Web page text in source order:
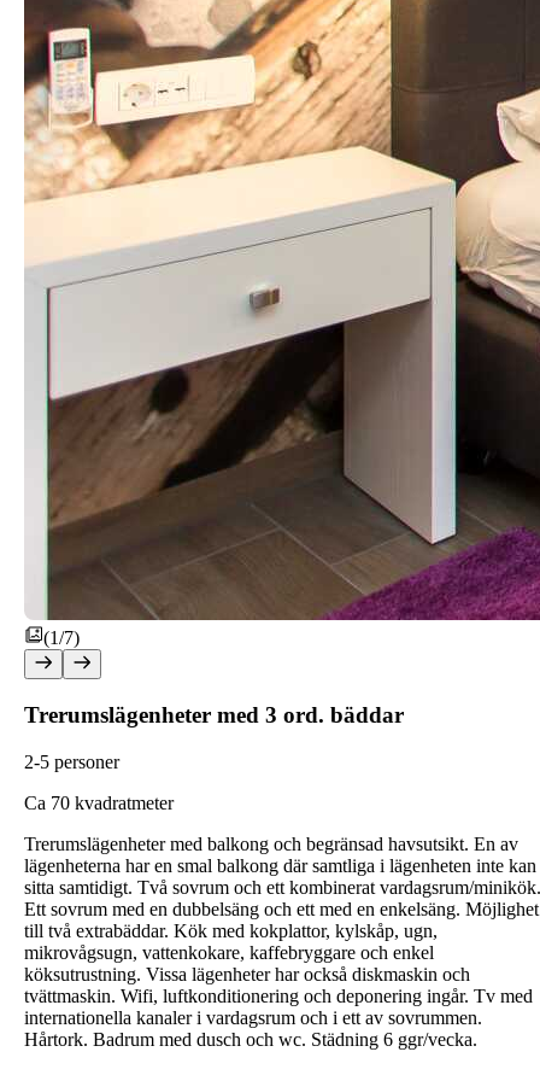
(1/7)
Trerumslägenheter med 3 ord. bäddar
2-5 personer
Ca 70 kvadratmeter
Trerumslägenheter med balkong och begränsad havsutsikt. En av
lägenheterna har en smal balkong där samtliga i lägenheten inte kan
sitta samtidigt. Två sovrum och ett kombinerat vardagsrum/minikök.
Ett sovrum med en dubbelsäng och ett med en enkelsäng. Möjlighet
till två extrabäddar. Kök med kokplattor, kylskåp, ugn,
mikrovågsugn, vattenkokare, kaffebryggare och enkel
köksutrustning. Vissa lägenheter har också diskmaskin och
tvättmaskin. Wifi, luftkonditionering och deponering ingår. Tv med
internationella kanaler i vardagsrum och i ett av sovrummen.
Hårtork. Badrum med dusch och wc. Städning 6 ggr/vecka.